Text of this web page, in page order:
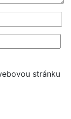
stránku